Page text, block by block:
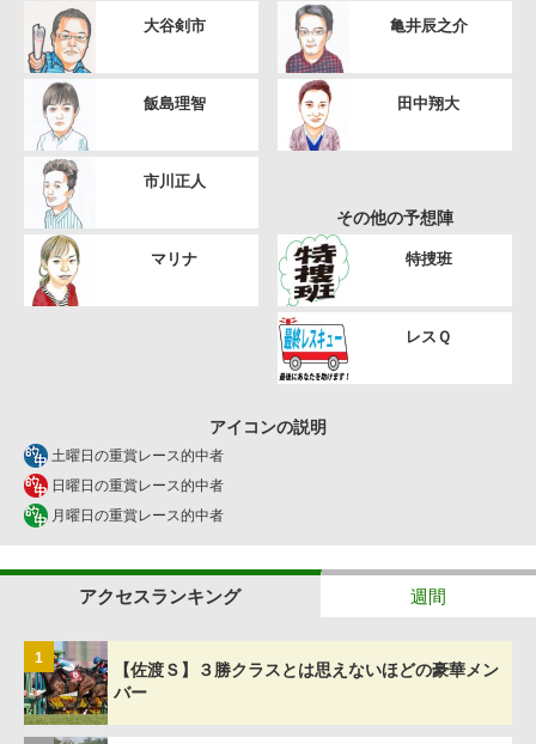
大谷剣市
飯島理智
市川正人
マリナ
亀井辰之介
田中翔大
その他の予想陣
特捜班
レスＱ
アイコンの説明
土曜日の重賞レース的中者
日曜日の重賞レース的中者
月曜日の重賞レース的中者
アクセスランキング 週間
1
【佐渡Ｓ】３勝クラスとは思えないほどの豪華メン
バー